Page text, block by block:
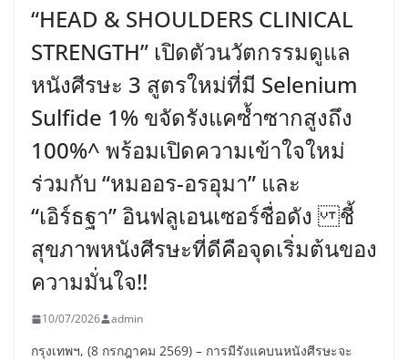
“HEAD & SHOULDERS CLINICAL
STRENGTH” เปิดตัวนวัตกรรมดูแล
หนังศีรษะ 3 สูตรใหม่ที่มี Selenium
Sulfide 1% ขจัดรังแคซ้ำซากสูงถึง
100%^ พร้อมเปิดความเข้าใจใหม่
ร่วมกับ “หมออร-อรอุมา” และ
“เอิร์ธฐา” อินฟลูเอนเซอร์ชื่อดัง ชี้
สุขภาพหนังศีรษะที่ดีคือจุดเริ่มต้นของ
ความมั่นใจ!!
10/07/2026 admin
กรุงเทพฯ, (8 กรกฎาคม 2569) – การมีรังแคบนหนังศีรษะจะ